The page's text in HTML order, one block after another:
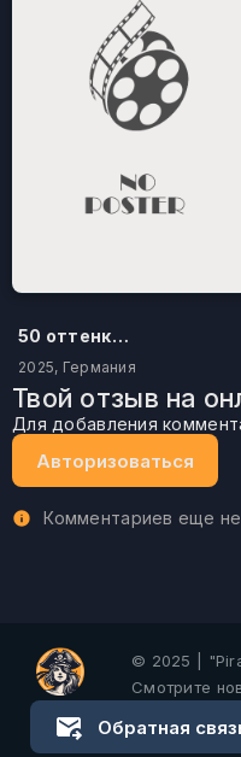
50 оттенков бестселлера
2025, Германия
Твой отзыв на
Для добавления
Авторизоваться
Комментариев еще
© 2025 |
Смотрите
Обратная